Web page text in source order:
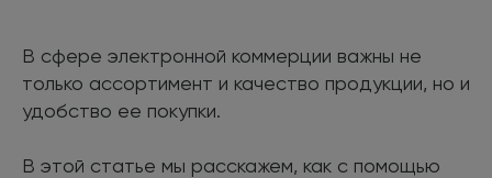
В сфере электронной коммерции важны не
только ассортимент и качество продукции, но и
удобство ее покупки.
В этой статье мы расскажем, как с помощью